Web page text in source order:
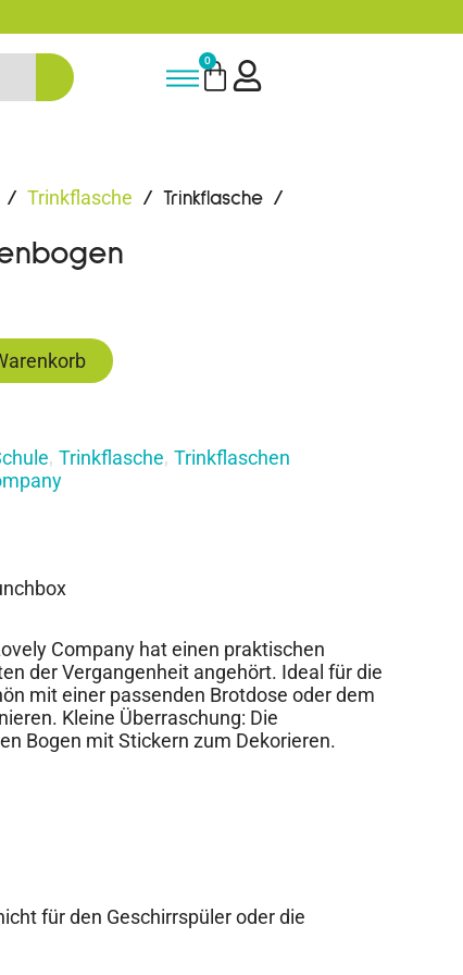
0
/ Trinkflasche / Trinkflasche /
, Trinkflasche, Trinkflaschen
Company hat einen praktischen
der Vergangenheit angehört. Ideal für die
mit einer passenden Brotdose oder dem
Kleine Überraschung: Die
Bogen mit Stickern zum Dekorieren.
für den Geschirrspüler oder die